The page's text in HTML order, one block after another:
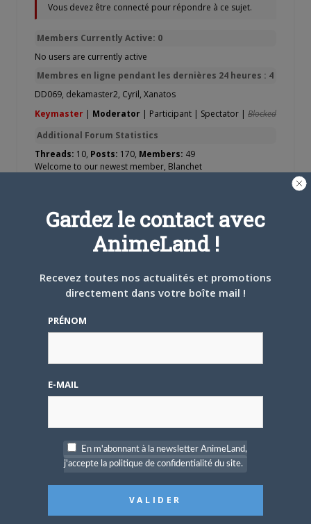
Vous devez être connecté pour répondre à ce sujet.
Members Currently Active: 0
No users are currently active
Membres en ligne pendant les dernières 24 heures : 4
DD069, dekamaster2, Cyril, Xanatos
Keymaster | Moderator | Participant | Spectator | Blocked
Additional Forum Statistics
Threads: 10, Posts: 170, Members: 49
Welcome to our newest member, Blanchet
Nom d'utilisateur ou adresse e-mail
Se souvenir de moi
compte
Gardez le contact avec
AnimeLand !
Recevez toutes nos actualités et promotions
directement dans votre boîte mail !
PRÉNOM
E-MAIL
En m'abonnant à la newsletter AnimeLand,
j'accepte la politique de confidentialité du site.